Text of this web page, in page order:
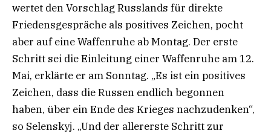
wertet den Vorschlag Russlands für direkte
Friedensgespräche als positives Zeichen, pocht
aber auf eine Waffenruhe ab Montag. Der erste
Schritt sei die Einleitung einer Waffenruhe am 12.
Mai, erklärte er am Sonntag. „Es ist ein positives
Zeichen, dass die Russen endlich begonnen
haben, über ein Ende des Krieges nachzudenken“,
so Selenskyj. „Und der allererste Schritt zur